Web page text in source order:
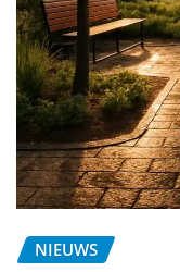
NIEUWS